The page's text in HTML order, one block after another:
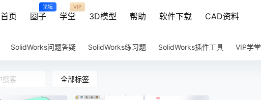
首页 圈子
论坛
学堂
VIP
3D模型 帮助 软件下载 CAD资料
SolidWorks问题答疑 SolidWorks练习题 SolidWorks插件工具 VIP学堂
全部标签